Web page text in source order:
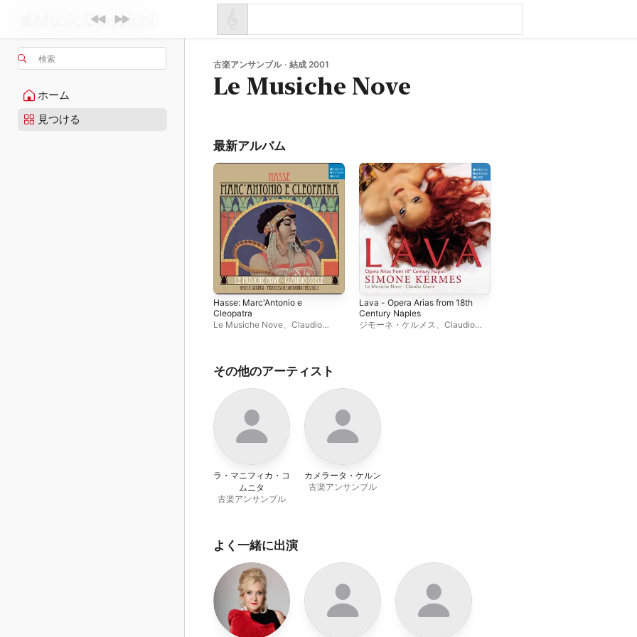
検索
ホーム
見つける
古楽アンサンブル · 結成 2001
Le Musiche Nove
最新アルバム
Hasse: Marc'Antonio e
Cleopatra
Le Musiche Nove
Claudio
Lava - Opera Arias from 18th
Century Naples
ジモーネ・ケルメス
Claudio
その他のアーティスト
ラ・マニフィカ・コ
ムニタ
古楽アンサンブル
カメラータ・ケルン
古楽アンサンブル
よく一緒に出演